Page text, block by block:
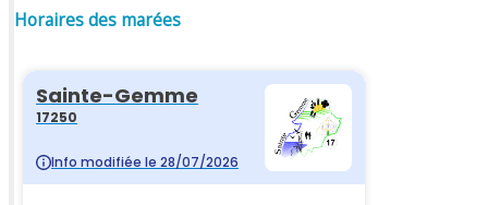
Horaires des marées